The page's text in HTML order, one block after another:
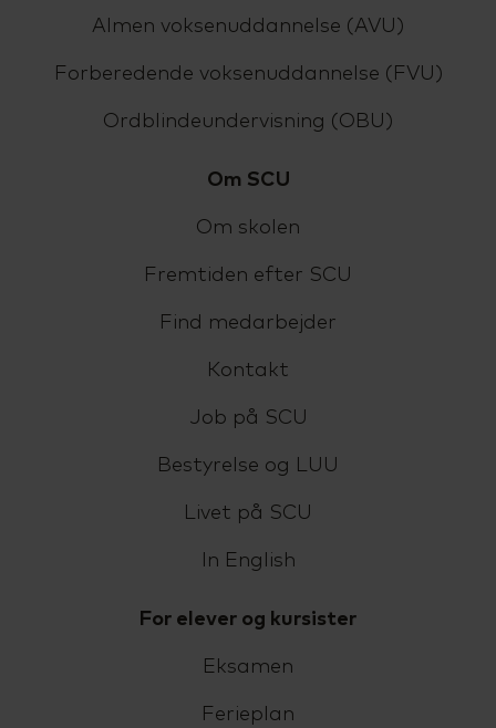
Almen voksenuddannelse (AVU)
Forberedende voksenuddannelse (FVU)
Ordblindeundervisning (OBU)
Om SCU
Om skolen
Fremtiden efter SCU
Find medarbejder
Kontakt
Job på SCU
Bestyrelse og LUU
Livet på SCU
In English
For elever og kursister
Eksamen
Ferieplan